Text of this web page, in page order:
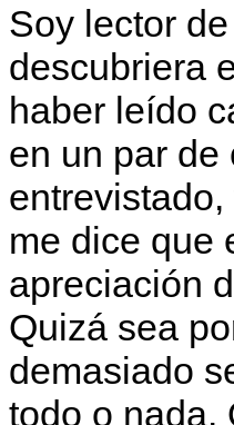
Soy lector
descubriera
haber leído
en un par de
me dice que
apreciación
Quizá sea
demasiado
todo o nada.